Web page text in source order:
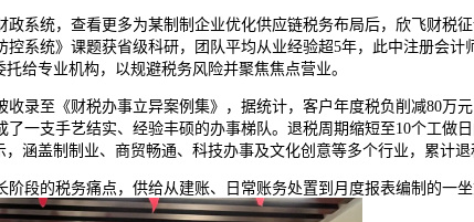
统，查看更多为某制制企业优化供应链税务布局后，欣飞财税
系统》课题获省级科研，团队平均从业经验超5年，此中注册会
给专业机构，以规避税务风险并聚焦焦点营业。
至《财税办事立异案例集》，据统计，客户年度税负削减80万
一支手艺结实、经验丰硕的办事梯队。退税周期缩短至10个工做
涵盖制制业、商贸畅通、科技办事及文化创意等多个行业，累计
的税务痛点，供给从建账、日常账务处置到月度报表编制的一坐